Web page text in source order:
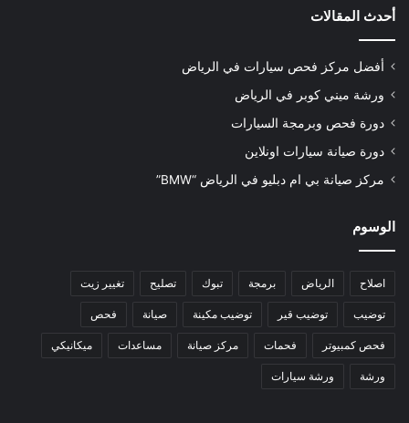
أحدث المقالات
أفضل مركز فحص سيارات في الرياض
ورشة ميني كوبر في الرياض
دورة فحص وبرمجة السيارات
دورة صيانة سيارات اونلاين
مركز صيانة بي ام دبليو في الرياض “BMW”
الوسوم
اصلاح الرياض برمجة تبوك تصليح تغيير زيت
توضيب توضيب قير توضيب مكينة صيانة فحص
فحص كمبيوتر فحمات مركز صيانة مساعدات ميكانيكي
ورشة ورشة سيارات